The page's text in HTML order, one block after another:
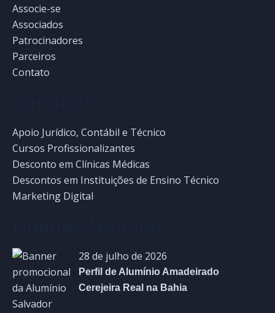
Associe-se
Associados
Patrocinadores
Parceiros
Contato
Apoio Jurídico, Contábil e Técnico
Cursos Profissionalizantes
Desconto em Clínicas Médicas
Descontos em Instituições de Ensino Técnico
Marketing Digital
28 de julho de 2026
Perfil de Alumínio Amadeirado
Cerejeira Real na Bahia